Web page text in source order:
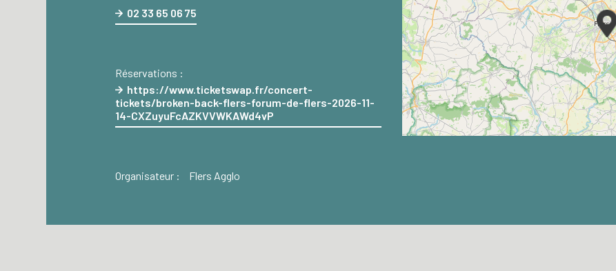
02 33 65 06 75
Réservations :
https://www.ticketswap.fr/concert-
tickets/broken-back-flers-forum-de-flers-2026-11-
14-CXZuyuFcAZKVVWKAWd4vP
Organisateur : Flers Agglo